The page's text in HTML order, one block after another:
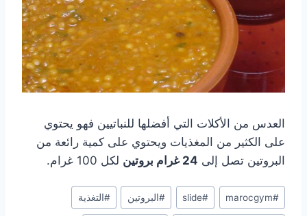
العدس من الأكلات التي أفضلها للنباتيين فهو يحتوي
على الكثير من المغذيات ويحتوي على كمية رائعة من
البروتين تصل إلى 24 غرام بروتين لكل 100 غرام.
Post
Tags:
#
marocgym
#
slide
#البروتين #التغذية